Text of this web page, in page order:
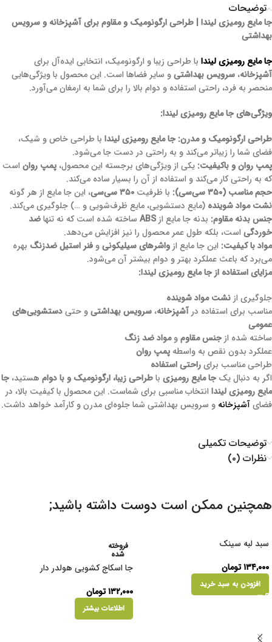
توضیحات
جا مایع رومیزی لیندا | طراحی ارگونومیک و مقاوم برای آشپزخانه و سرویس
بهداشتی
جا مایع رومیزی لیندا با طراحی زیبا و ارگونومیک، انتخابی ایده‌آل برای
آشپزخانه، سرویس بهداشتیو سایر فضاها است. این محصول با ویژگی‌هایی
منحصر به فرد، راحتی استفاده و دوام بالا را برای شما به ارمغان می‌آورد.
ویژگی‌های جا مایع رومیزی لیندا:
طراحی ارگونومیک و مدرن: جا مایع رومیزی لیندا با طراحی خاص و شیک،
فضای شما را زیباتر می‌کند و به راحتی در دست جا می‌شود.
پمپ روان و باکیفیت: یکی از ویژگی‌های برجسته این محصول، پمپ روان است
که به راحتی کار می‌کند و استفاده از آن را بسیار ساده می‌کند.
حجم مناسب (۳۵۰ سی‌سی):
با ظرفیت ۳۵۰ سی‌سی
، این جا مایع از هر گونه
نشت مواد شوینده (مایع دستشویی، مایع ظرف‌شویی و …) جلوگیری می‌کند.
جنس بدنه مقاوم: بدنه جا مایع از ABS ساخته شده است که نه تنهاضد
خوردگی است، بلکه طول عمر محصول را نیز افزایش می‌دهد.
مواد با کیفیت: این جا مایع از واشرهای سیلیکونیو فنر استیل ضدزنگ بهره
می‌برد که باعث عملکرد بهتر و دوام بیشتر آن می‌شود.
مزایای استفاده از جا مایع رومیزی لیندا:
جلوگیری از نشت مواد شوینده
مناسب برای استفاده در آشپزخانه، سرویس بهداشتیو حتیدستشویی‌های
عمومی
ساخته شده از جنس مقاومومواد ضد زنگ
عملکرد بدون نقص به واسطه پمپ روان
طراحی مناسب برایراحتی استفاده
اگر به دنبال یک جا مایع رومیزی باطراحی زیبا، ارگونومیک و با دوام هستید، جا
مایع رومیزی لیندا انتخاب مناسبی برای شماست. این محصول با کیفیت بالا، در
فضایآشپزخانه و سرویس بهداشتی شما جلوه‌ای مدرن و کارآمد خواهد داشت.
توضیحات تکمیلی
نظرات (۰)
همچنین ممکن است دوست داشته باشید;
سبد لبه سینک
۱۳۴,۰۰۰تومان
افزودن به سبد خرید
فروخته
شده
جا اسکاج کشویی هولدر دار
۱۳۲,۰۰۰تومان
اطلاعات بیشتر